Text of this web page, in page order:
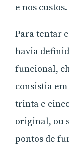
e nos custos.
Para tentar
havia
funcional,
consistia
trinta e
original, ou
pontos de